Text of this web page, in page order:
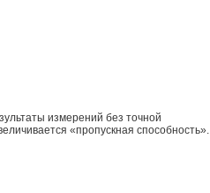
измерений без точной
«пропускная способность».